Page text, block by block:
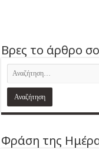
Βρες το άρθρο
Φράση της